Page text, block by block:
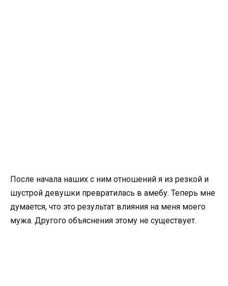
После начала наших с ним отношений я из резкой и
шустрой девушки превратилась в амебу. Теперь мне
думается, что это результат влияния на меня моего
мужа. Другого объяснения этому не существует.